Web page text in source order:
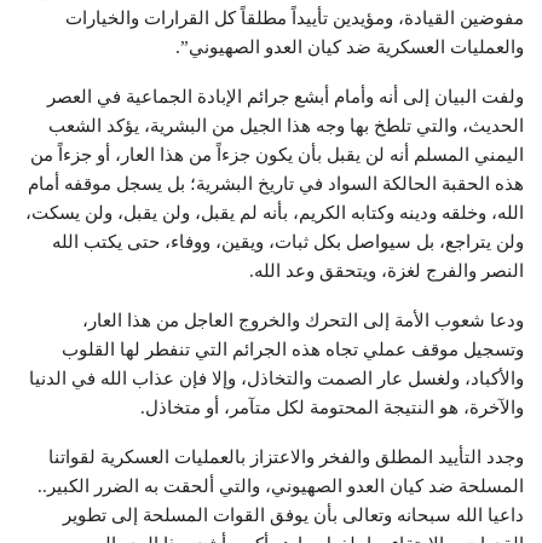
مفوضين القيادة، ومؤيدين تأييداً مطلقاً كل القرارات والخيارات
والعمليات العسكرية ضد كيان العدو الصهيوني”.
ولفت البيان إلى أنه وأمام أبشع جرائم الإبادة الجماعية في العصر
الحديث، والتي تلطخ بها وجه هذا الجيل من البشرية، يؤكد الشعب
اليمني المسلم أنه لن يقبل بأن يكون جزءاً من هذا العار، أو جزءاً من
هذه الحقبة الحالكة السواد في تاريخ البشرية؛ بل يسجل موقفه أمام
الله، وخلقه ودينه وكتابه الكريم، بأنه لم يقبل، ولن يقبل، ولن يسكت،
ولن يتراجع، بل سيواصل بكل ثبات، ويقين، ووفاء، حتى يكتب الله
النصر والفرج لغزة، ويتحقق وعد الله.
ودعا شعوب الأمة إلى التحرك والخروج العاجل من هذا العار،
وتسجيل موقف عملي تجاه هذه الجرائم التي تنفطر لها القلوب
والأكباد، ولغسل عار الصمت والتخاذل، وإلا فإن عذاب الله في الدنيا
والآخرة، هو النتيجة المحتومة لكل متآمر، أو متخاذل.
وجدد التأييد المطلق والفخر والاعتزاز بالعمليات العسكرية لقواتنا
المسلحة ضد كيان العدو الصهيوني، والتي ألحقت به الضرر الكبير..
داعيا الله سبحانه وتعالى بأن يوفق القوات المسلحة إلى تطوير